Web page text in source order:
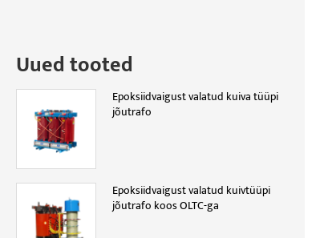
Uued tooted
Epoksiidvaigust valatud kuiva tüüpi
jõutrafo
Epoksiidvaigust valatud kuivtüüpi
jõutrafo koos OLTC-ga